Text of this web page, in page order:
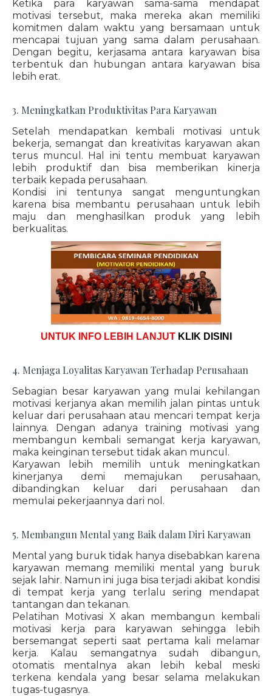
Ketika para karyawan sama-sama mendapat
motivasi tersebut, maka mereka akan memiliki
komitmen dalam waktu yang bersamaan untuk
mencapai tujuan yang sama dalam perusahaan.
Dengan begitu, kerjasama antara karyawan bisa
terbentuk dan hubungan antara karyawan bisa
lebih erat.
3. Meningkatkan Produktivitas Para Karyawan
Setelah mendapatkan kembali motivasi untuk
bekerja, semangat dan kreativitas karyawan akan
terus muncul. Hal ini tentu membuat karyawan
lebih produktif dan bisa memberikan kinerja
terbaik kepada perusahaan.
Kondisi ini tentunya sangat menguntungkan
karena bisa membantu perusahaan untuk lebih
maju dan menghasilkan produk yang lebih
berkualitas.
UNTUK INFO LEBIH LANJUT KLIK DISINI
4. Menjaga Loyalitas Karyawan Terhadap Perusahaan
Sebagian besar karyawan yang mulai kehilangan
motivasi kerjanya akan memilih jalan pintas untuk
keluar dari perusahaan atau mencari tempat kerja
lainnya. Dengan adanya training motivasi yang
membangun kembali semangat kerja karyawan,
maka keinginan tersebut tidak akan muncul.
Karyawan lebih memilih untuk meningkatkan
kinerjanya demi memajukan perusahaan,
dibandingkan keluar dari perusahaan dan
memulai pekerjaannya dari nol.
5. Membangun Mental yang Baik dalam Diri Karyawan
Mental yang buruk tidak hanya disebabkan karena
karyawan memang memiliki mental yang buruk
sejak lahir. Namun ini juga bisa terjadi akibat kondisi
di tempat kerja yang terlalu sering mendapat
tantangan dan tekanan.
Pelatihan Motivasi X akan membangun kembali
motivasi kerja para karyawan sehingga lebih
bersemangat seperti saat pertama kali melamar
kerja. Kalau semangatnya sudah dibangun,
otomatis mentalnya akan lebih kebal meski
terkena kendala yang besar selama melakukan
tugas-tugasnya.